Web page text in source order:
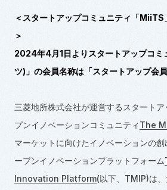
＜スタートアップコミュニティ「
＞
2024年4月1日よりスタートアップコ
ツ)」の会員名称は「スタートアップ会
三菱地所株式会社が運営するスタート
プンイノベーションコミュニティ The
マーケットに向けたイノベーションの
ープンイノベーションプラットフォーム
Innovation Platform(以下、TMIP)は